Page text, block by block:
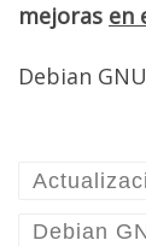
mejoras en
Debian
Debian